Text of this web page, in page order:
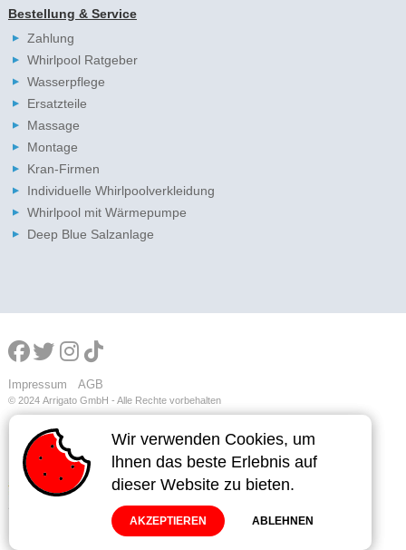
Wir verwenden Cookies, um
lhnen das beste Erlebnis auf
dieser Website zu bieten.
AKZEPTIEREN ABLEHNEN
Wir verwenden Cookies, um
lhnen das beste Erlebnis auf
dieser Website zu bieten.
AKZEPTIEREN ABLEHNEN
Bestellung & Service
Zahlung
Whirlpool Ratgeber
Wasserpflege
Ersatzteile
Massage
Montage
Kran-Firmen
Individuelle Whirlpoolverkleidung
Whirlpool mit Wärmepumpe
Deep Blue Salzanlage
Impressum AGB
© 2024 Arrigato GmbH - Alle Rechte vorbehalten